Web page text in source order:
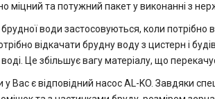
міцний та потужний пакет у виконанні з
води застосовуються, коли потрібно
відкачати брудну воду з цистерн і
воді. Це збільшує вагу матеріалу, що
Вас є відповідний насос AL-KO. Завдяки